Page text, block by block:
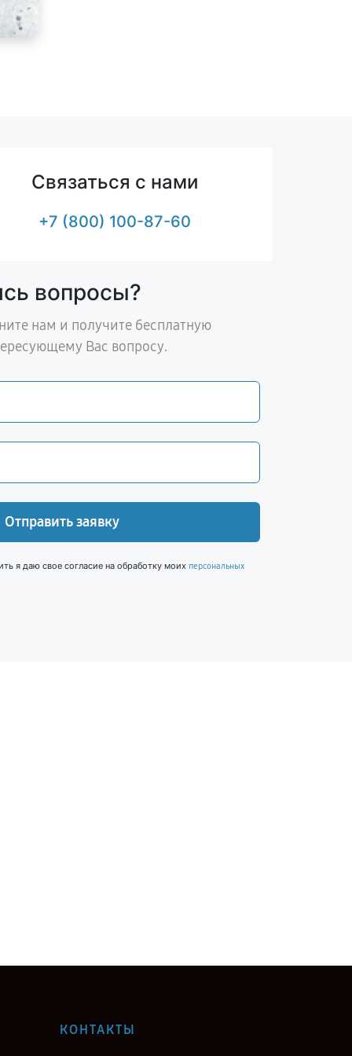
Связаться с нами
+7 (800) 100-87-60
вопросы?
нам и получите бесплатную
Вас вопросу.
Отправить заявку
я даю свое согласие на обработку моих персональных
КОНТАКТЫ